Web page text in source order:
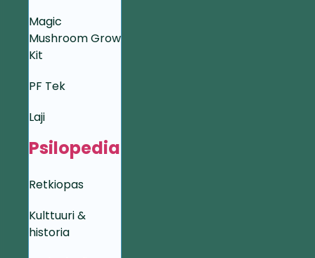
Magic
Mushroom Grow
Kit
PF Tek
Laji
Psilopedia
Retkiopas
Kulttuuri &
historia